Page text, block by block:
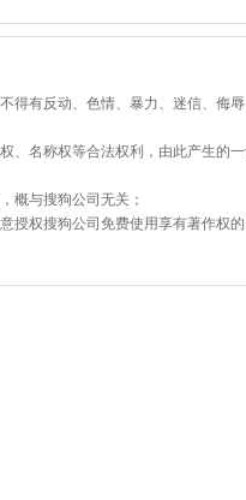
得有反动、色情、暴力、迷信、侮
、名称权等合法权利，由此产生的
概与搜狗公司无关；
授权搜狗公司免费使用享有著作权